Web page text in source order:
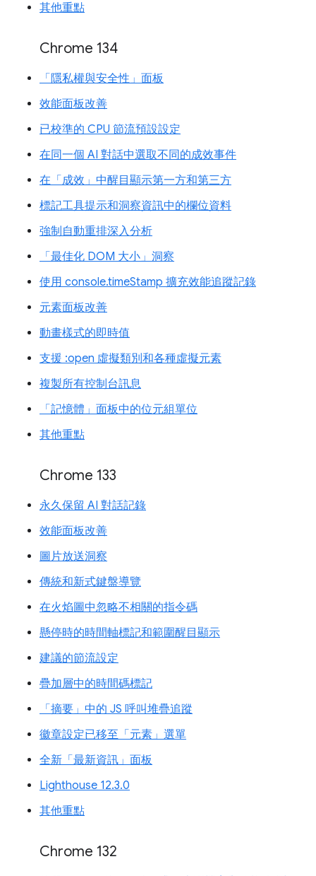
其他重點
Chrome 134
「隱私權與安全性」面板
效能面板改善
已校準的 CPU 節流預設設定
在同一個 AI 對話中選取不同的成效事件
在「成效」中醒目顯示第一方和第三方
標記工具提示和洞察資訊中的欄位資料
強制自動重排深入分析
「最佳化 DOM 大小」洞察
使用 console.timeStamp 擴充效能追蹤記錄
元素面板改善
動畫樣式的即時值
支援 :open 虛擬類別和各種虛擬元素
複製所有控制台訊息
「記憶體」面板中的位元組單位
其他重點
Chrome 133
永久保留 AI 對話記錄
效能面板改善
圖片放送洞察
傳統和新式鍵盤導覽
在火焰圖中忽略不相關的指令碼
懸停時的時間軸標記和範圍醒目顯示
建議的節流設定
疊加層中的時間碼標記
「摘要」中的 JS 呼叫堆疊追蹤
徽章設定已移至「元素」選單
全新「最新資訊」面板
Lighthouse 12.3.0
其他重點
Chrome 132